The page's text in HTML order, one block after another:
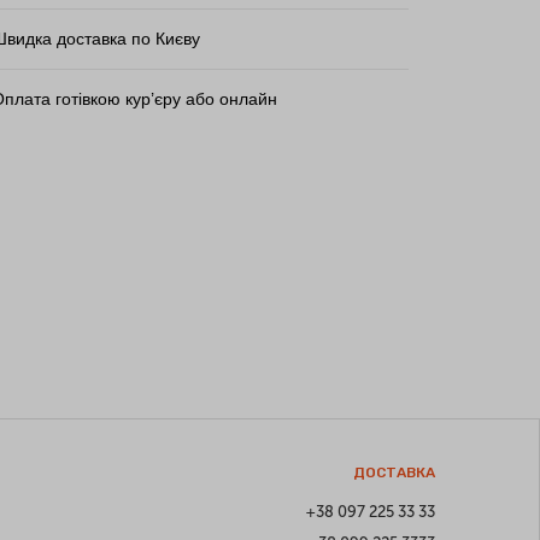
доставка по Києву
готівкою кур’єру або онлайн
ДОСТАВКА
+38 097 225 33 33